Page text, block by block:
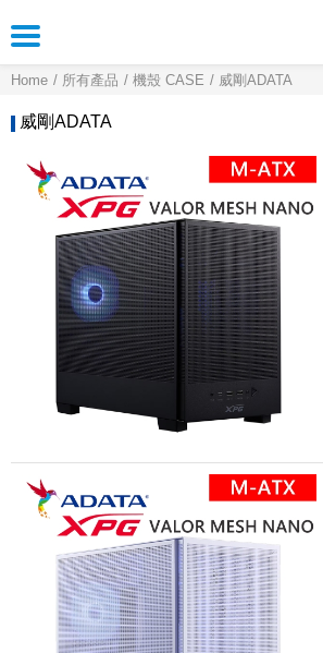
Home 所有產品 機殼 CASE 威剛ADATA
威剛ADATA